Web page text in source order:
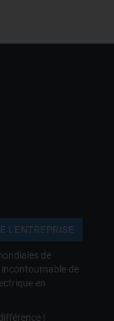
L'ENTREPRISE
de
de
en
!